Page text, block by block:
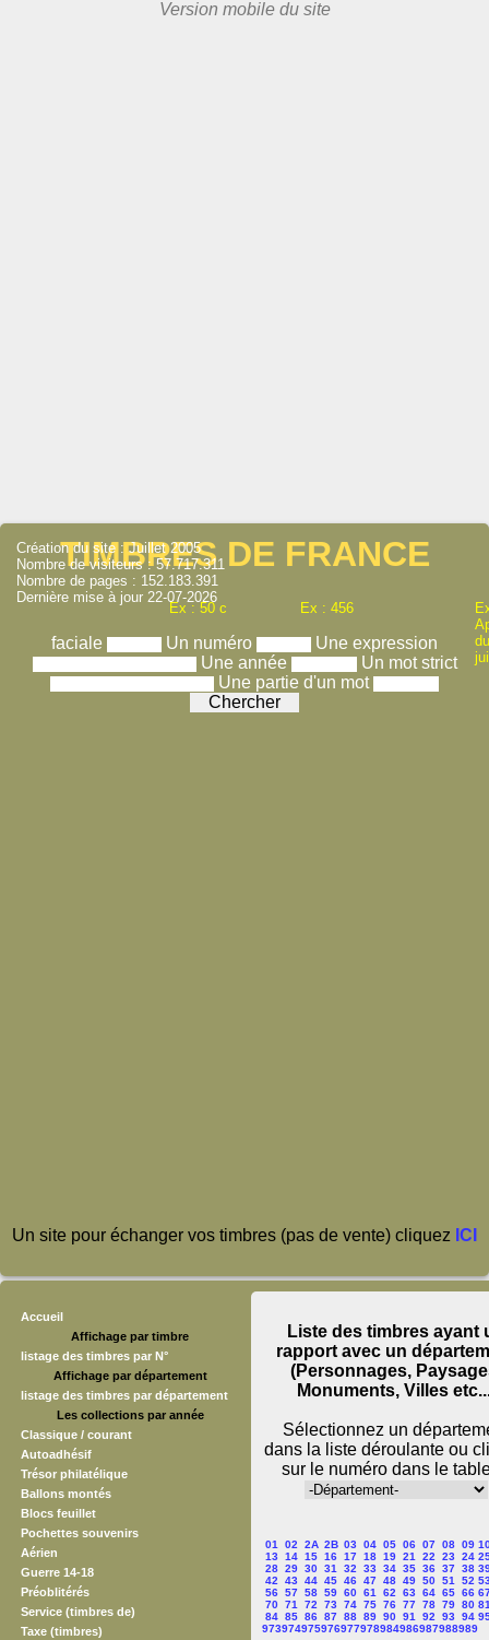
TIMBRES DE FRANCE
Ex : 50 c Ex : 456
faciale Un numéro
Une expression
Une année
Un mot strict
Une partie d'un mot
Création du site : Juillet 2005
Nombre de visiteurs : 57.717.311
Nombre de pages : 152.183.391
Dernière mise à jour 22-07-2026
Un site pour échanger vos timbres (pas de vente) cliquez ICI
Accueil
Affichage par timbre
listage des timbres par N°
Affichage par département
listage des timbres par département
Les collections par année
Classique / courant
Autoadhésif
Trésor philatélique
Ballons montés
Blocs feuillet
Pochettes souvenirs
Aérien
Guerre 14-18
Préoblitérés
Service (timbres de)
Taxe (timbres)
Liste des timbres ayant
rapport avec un
(Personnages,
Monuments, Villes
Sélectionnez un
dans la liste déroulante ou
sur le numéro dans le
01 02 2A 2B 03 04 05 06 07 08 09
13
14 15 16 17 18 19 21 22 23 24
28 29 30 31 32 33 34 35 36 37 38
42 43 44 45 46 47 48 49 50 51 52
56 57 58 59 60 61 62 63 64 65 66
70 71 72 73 74 75 76 77 78 79 80
84 85 86 87 88 89 90 91 92 93 94
973974975976977978984986987988989